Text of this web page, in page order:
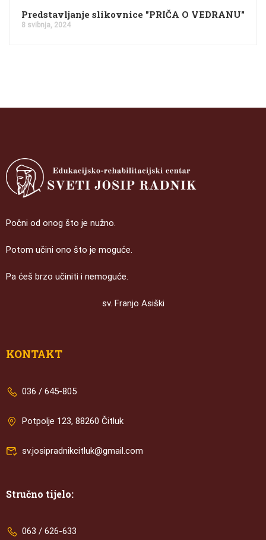
Predstavljanje slikovnice "PRIČA O VEDRANU"
8 svibnja, 2024
Počni od onog što je nužno.
Potom učini ono što je moguće.
Pa ćeš brzo učiniti i nemoguće.
sv. Franjo Asiški
KONTAKT
036 / 645-805
Potpolje 123, 88260 Čitluk
sv.josipradnikcitluk@gmail.com
Stručno tijelo:
063 / 626-633